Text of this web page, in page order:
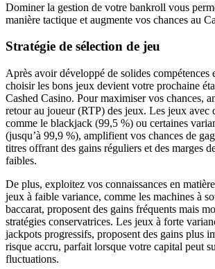
Dominer la gestion de votre bankroll vous
manière tactique et augmente vos chances au
Stratégie de sélection de jeu
Après avoir développé de solides compétences
choisir les bons jeux devient votre prochaine
Cashed Casino. Pour maximiser vos chances,
retour au joueur (RTP) des jeux. Les jeux avec
comme le blackjack (99,5 %) ou certaines
(jusqu’à 99,9 %), amplifient vos chances de
titres offrant des gains réguliers et des marges
faibles.
De plus, exploitez vos connaissances en
jeux à faible variance, comme les machines à
baccarat, proposent des gains fréquents mais
stratégies conservatrices. Les jeux à forte
jackpots progressifs, proposent des gains plus
risque accru, parfait lorsque votre capital peut
fluctuations.